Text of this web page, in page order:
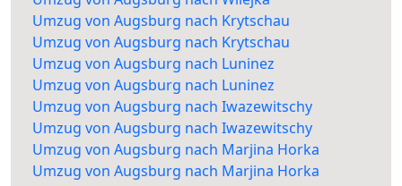
Umzug von Augsburg nach Krytschau
Umzug von Augsburg nach Krytschau
Umzug von Augsburg nach Luninez
Umzug von Augsburg nach Luninez
Umzug von Augsburg nach Iwazewitschy
Umzug von Augsburg nach Iwazewitschy
Umzug von Augsburg nach Marjina Horka
Umzug von Augsburg nach Marjina Horka